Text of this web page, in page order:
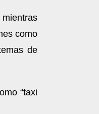
como
de
“taxi